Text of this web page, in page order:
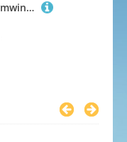
TotsBots Pull-up Schwimmwindel - 12-18 Monate Puffling Paddle